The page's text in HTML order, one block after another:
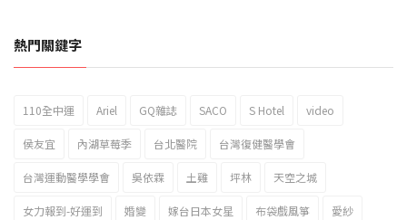
2023新北市北海岸國際風箏節「風在石起」霸氣回歸
熱門關鍵字
110全中運 Ariel GQ雜誌 SACO S Hotel video
侯友宜 內湖草莓季 台北醫院 台灣復健醫學會
台灣運動醫學學會 吳依霖 土雞 坪林 天空之城
女力報到-好運到 婚變 嫁台日本女星 布袋戲風箏 愛紗